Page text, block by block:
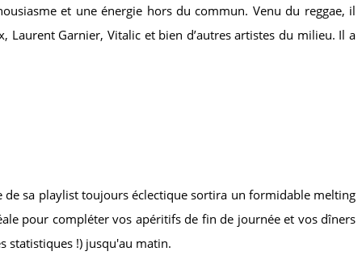
et une énergie hors du commun. Venu du reggae, il
Laurent Garnier, Vitalic et bien d’autres artistes du milieu. Il a
sa playlist toujours éclectique sortira un formidable melting
pour compléter vos apéritifs de fin de journée et vos dîners
statistiques !) jusqu'au matin.